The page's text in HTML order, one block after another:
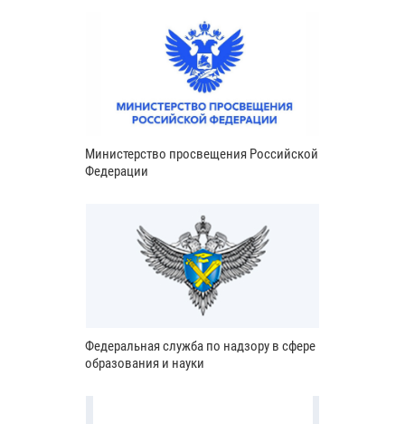
Министерство просвещения Российской
Федерации
Федеральная служба по надзору в сфере
образования и науки